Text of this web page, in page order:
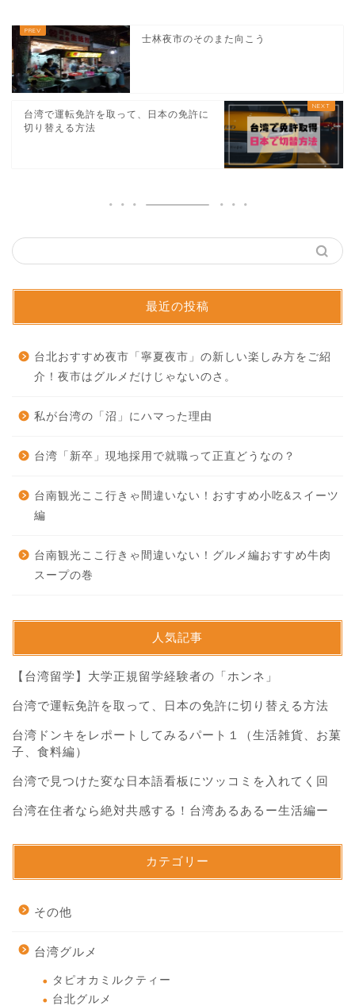
士林夜市のそのまた向こう
台湾で運転免許を取って、日本の免許に
切り替える方法
最近の投稿
台北おすすめ夜市「寧夏夜市」の新しい楽しみ方をご紹
介！夜市はグルメだけじゃないのさ。
私が台湾の「沼」にハマった理由
台湾「新卒」現地採用で就職って正直どうなの？
台南観光ここ行きゃ間違いない！おすすめ小吃&スイーツ
編
台南観光ここ行きゃ間違いない！グルメ編おすすめ牛肉
スープの巻
人気記事
【台湾留学】大学正規留学経験者の「ホンネ」
台湾で運転免許を取って、日本の免許に切り替える方法
台湾ドンキをレポートしてみるパート１（生活雑貨、お菓
子、食料編）
台湾で見つけた変な日本語看板にツッコミを入れてく回
台湾在住者なら絶対共感する！台湾あるあるー生活編ー
カテゴリー
その他
台湾グルメ
タピオカミルクティー
台北グルメ